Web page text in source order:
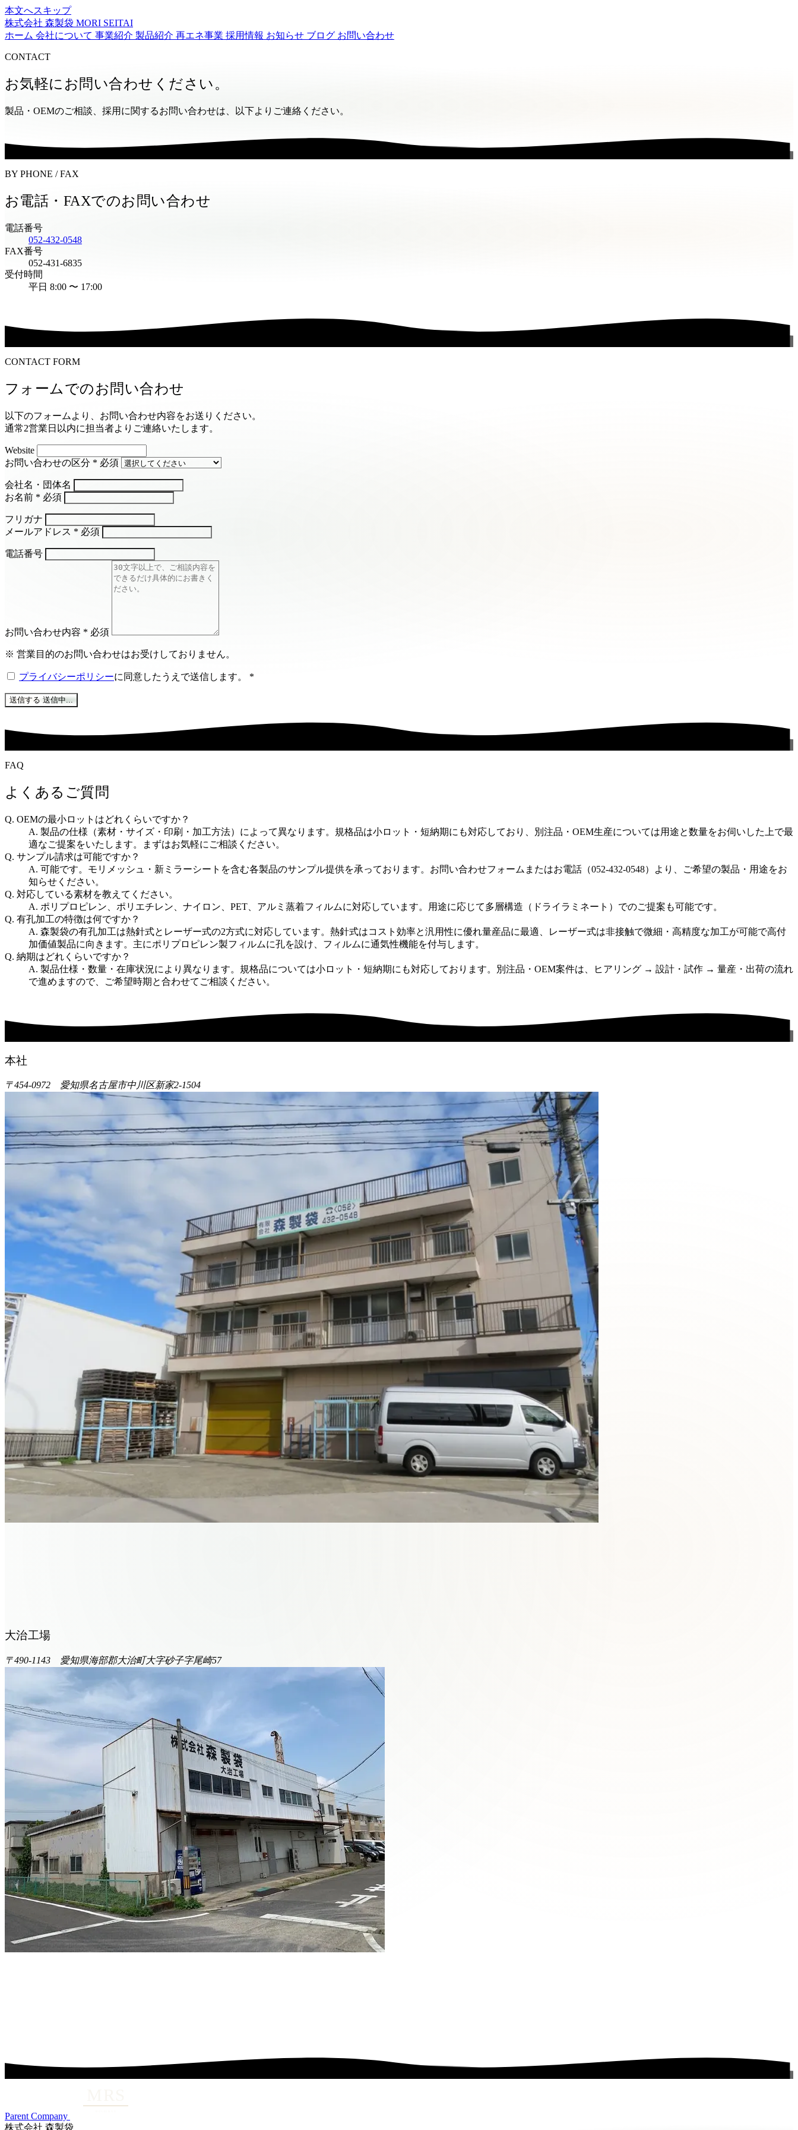
本文へスキップ
株式会社 森製袋 MORI SEITAI
ホーム 会社について 事業紹介 製品紹介 再エネ事業 採用情報 お知らせ ブログ お問い合わせ
CONTACT
お気軽にお問い合わせください。
製品・OEMのご相談、採用に関するお問い合わせは、以下よりご連絡ください。
BY PHONE / FAX
お電話・FAXでのお問い合わせ
電話番号
052-432-0548
FAX番号
052-431-6835
受付時間
平日 8:00 〜 17:00
CONTACT FORM
フォームでのお問い合わせ
以下のフォームより、お問い合わせ内容をお送りください。
通常2営業日以内に担当者よりご連絡いたします。
Website
お問い合わせの区分 * 必須
会社名・団体名
お名前 * 必須
フリガナ
メールアドレス * 必須
電話番号
お問い合わせ内容 * 必須
※ 営業目的のお問い合わせはお受けしておりません。
プライバシーポリシーに同意したうえで送信します。 *
送信する 送信中...
FAQ
よくあるご質問
Q. OEMの最小ロットはどれくらいですか？
A. 製品の仕様（素材・サイズ・印刷・加工方法）によって異なります。規格品は小ロット・短納期にも対応しており、別注品・OEM生産については用途と数量をお伺いした上で最
適なご提案をいたします。まずはお気軽にご相談ください。
Q. サンプル請求は可能ですか？
A. 可能です。モリメッシュ・新ミラーシートを含む各製品のサンプル提供を承っております。お問い合わせフォームまたはお電話（052-432-0548）より、ご希望の製品・用途をお
知らせください。
Q. 対応している素材を教えてください。
A. ポリプロピレン、ポリエチレン、ナイロン、PET、アルミ蒸着フィルムに対応しています。用途に応じて多層構造（ドライラミネート）でのご提案も可能です。
Q. 有孔加工の特徴は何ですか？
A. 森製袋の有孔加工は熱針式とレーザー式の2方式に対応しています。熱針式はコスト効率と汎用性に優れ量産品に最適、レーザー式は非接触で微細・高精度な加工が可能で高付
加価値製品に向きます。主にポリプロピレン製フィルムに孔を設け、フィルムに通気性機能を付与します。
Q. 納期はどれくらいですか？
A. 製品仕様・数量・在庫状況により異なります。規格品については小ロット・短納期にも対応しております。別注品・OEM案件は、ヒアリング → 設計・試作 → 量産・出荷の流れ
で進めますので、ご希望時期と合わせてご相談ください。
本社
〒454-0972 愛知県名古屋市中川区新家2-1504
大治工場
〒490-1143 愛知県海部郡大治町大字砂子字尾崎57
Parent Company
株式会社 森製袋